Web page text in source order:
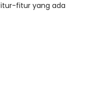
fitur yang ada